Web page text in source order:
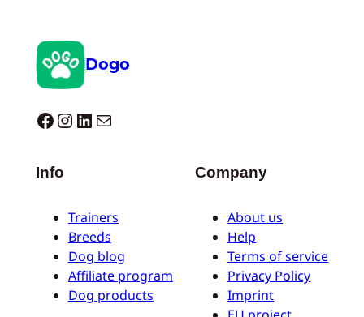
Dogo
Dogo facebook InstagramLinkedIn E-mail
Info
Trainers
Breeds
Dog blog
Affiliate program
Dog products
Company
About us
Help
Terms of service
Privacy Policy
Imprint